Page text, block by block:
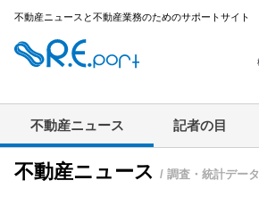
不動産ニュースと不動産業務のためのサポートサイト
不動産ニュース 記者の目
不動産ニュース / 調査・統計データ